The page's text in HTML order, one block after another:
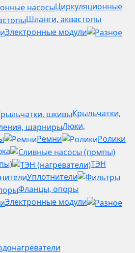
Циркуляционные
Шланги, аквастопы
Электронные модули
Крыльчатки,
Люки,
Ремни
Ролики
ТЭН
Уплотнители
Фланцы, опоры
Электронные модули